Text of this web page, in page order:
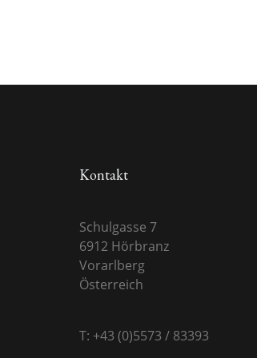
Kontakt
Schulgasse 7
6912 Hörbranz
Vorarlberg
Österreich
T: +43 (0)5573 / 83393